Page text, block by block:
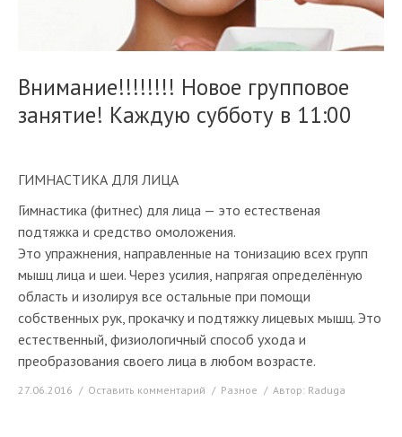
Внимание!!!!!!!! Новое групповое
занятие! Каждую субботу в 11:00
ГИМНАСТИКА ДЛЯ ЛИЦА
Гимнастика (фитнес) для лица — это естественая
подтяжка и средство омоложения.
Это упражнения, направленные на тонизацию всех групп
мышц лица и шеи. Через усилия, напрягая определённую
область и изолируя все остальные при помощи
собственных рук, прокачку и подтяжку лицевых мышц. Это
естественный, физиологичный способ ухода и
преобразования своего лица в любом возрасте.
27.06.2016 Оставить комментарий Разное Автор: Raduga